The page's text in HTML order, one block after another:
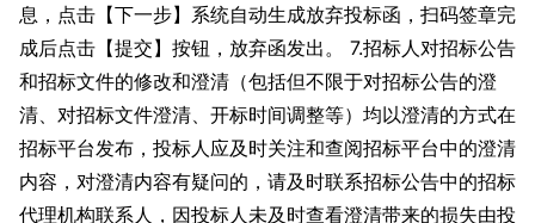
息，点击【下一步】系统自动生成放弃投标函，扫码签章完
成后点击【提交】按钮，放弃函发出。 7.招标人对招标公告
和招标文件的修改和澄清（包括但不限于对招标公告的澄
清、对招标文件澄清、开标时间调整等）均以澄清的方式在
招标平台发布，投标人应及时关注和查阅招标平台中的澄清
内容，对澄清内容有疑问的，请及时联系招标公告中的招标
代理机构联系人，因投标人未及时查看澄清带来的损失由投